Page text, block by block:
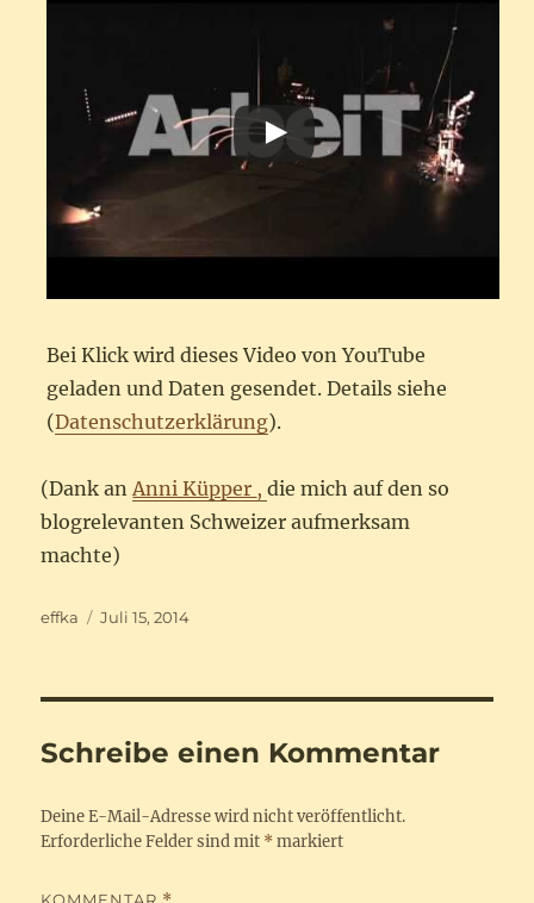
Bei Klick wird dieses Video von YouTube
geladen und Daten gesendet. Details siehe
(Datenschutzerklärung).
(Dank anAnni Küpper ,die mich auf den so
blogrelevanten Schweizer aufmerksam
machte)
Autor
effka
Veröffentlicht
Juli 15, 2014
Schreibe einen Kommentar
Deine E-Mail-Adresse wird nicht veröffentlicht.
Erforderliche Felder sind mit * markiert